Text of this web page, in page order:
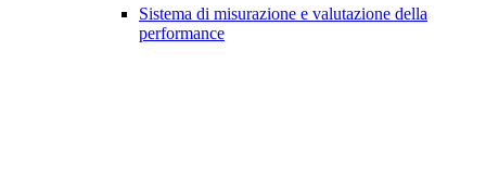
Sistema di misurazione e valutazione della
performance